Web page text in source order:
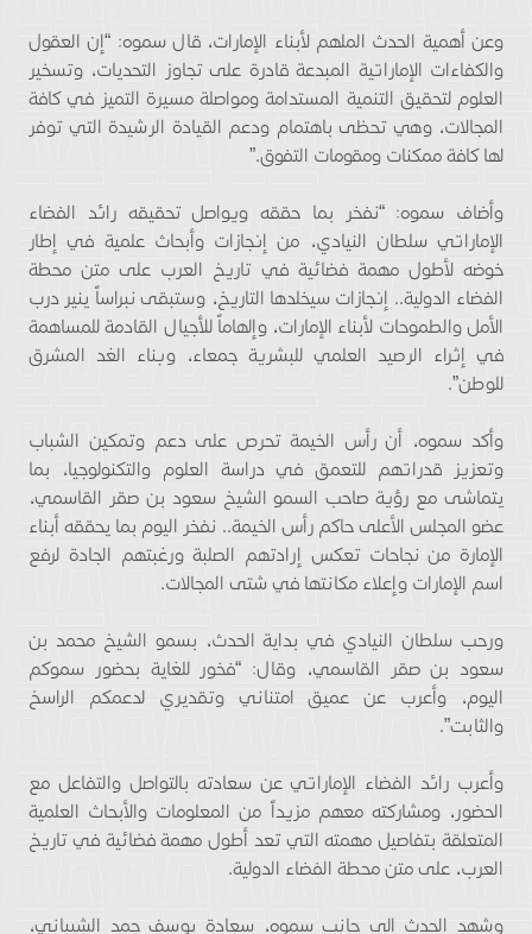
وعن أهمية الحدث الملهم لأبناء الإمارات، قال سموه: “إن العقول
والكفاءات الإماراتية المبدعة قادرة على تجاوز التحديات، وتسخير
العلوم لتحقيق التنمية المستدامة ومواصلة مسيرة التميز في كافة
المجالات، وهي تحظى باهتمام ودعم القيادة الرشيدة التي توفر
لها كافة ممكنات ومقومات التفوق.”
وأضاف سموه: “نفخر بما حققه ويواصل تحقيقه رائد الفضاء
الإماراتي سلطان النيادي، من إنجازات وأبحاث علمية في إطار
خوضه لأطول مهمة فضائية في تاريخ العرب على متن محطة
الفضاء الدولية.. إنجازات سيخلدها التاريخ، وستبقى نبراساً ينير درب
الأمل والطموحات لأبناء الإمارات، وإلهاماً للأجيال القادمة للمساهمة
في إثراء الرصيد العلمي للبشرية جمعاء، وبناء الغد المشرق
للوطن”.
وأكد سموه، أن رأس الخيمة تحرص على دعم وتمكين الشباب
وتعزيز قدراتهم للتعمق في دراسة العلوم والتكنولوجيا، بما
يتماشى مع رؤية صاحب السمو الشيخ سعود بن صقر القاسمي،
عضو المجلس الأعلى حاكم رأس الخيمة.. نفخر اليوم بما يحققه أبناء
الإمارة من نجاحات تعكس إرادتهم الصلبة ورغبتهم الجادة لرفع
اسم الإمارات وإعلاء مكانتها في شتى المجالات.
ورحب سلطان النيادي في بداية الحدث، بسمو الشيخ محمد بن
سعود بن صقر القاسمي، وقال: “فخور للغاية بحضور سموكم
اليوم، وأعرب عن عميق امتناني وتقديري لدعمكم الراسخ
والثابت”.
وأعرب رائد الفضاء الإماراتي عن سعادته بالتواصل والتفاعل مع
الحضور، ومشاركته معهم مزيداً من المعلومات والأبحاث العلمية
المتعلقة بتفاصيل مهمته التي تعد أطول مهمة فضائية في تاريخ
العرب، على متن محطة الفضاء الدولية.
وشهد الحدث إلى جانب سموه، سعادة يوسف حمد الشيباني،